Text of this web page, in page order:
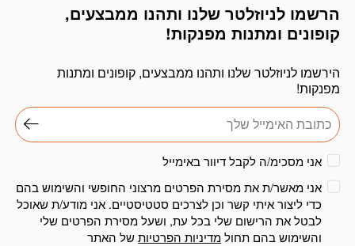
הרשמו לניוזלטר שלנו ותהנו ממבצעים,
קופונים ומתנות מפנקות!
הירשמו לניוזלטר שלנו ותהנו ממבצעים, קופונים ומתנות
מפנקות!
דוא׳׳ל
אני מסכימ/ה לקבל דיוור באימייל
אני מאשר/ת את מסירת הפרטים מרצוני החופשי והשימוש בהם
כדי ליצור איתי קשר וכן לצרכים סטטיסטיים. אני מודע/ת שאוכל
לבטל את הרישום שלי בכל עת, ושעל מסירת הפרטים שלי
והשימוש בהם תחולמדיניות הפרטיותשל האתר